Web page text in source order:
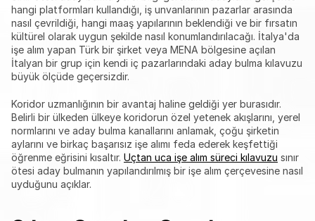
hangi platformları kullandığı, iş unvanlarının pazarlar arasında
nasıl çevrildiği, hangi maaş yapılarının beklendiği ve bir fırsatın
kültürel olarak uygun şekilde nasıl konumlandırılacağı. İtalya'da
işe alım yapan Türk bir şirket veya MENA bölgesine açılan
İtalyan bir grup için kendi iç pazarlarındaki aday bulma kılavuzu
büyük ölçüde geçersizdir.
Koridor uzmanlığının bir avantaj haline geldiği yer burasıdır.
Belirli bir ülkeden ülkeye koridorun özel yetenek akışlarını, yerel
normlarını ve aday bulma kanallarını anlamak, çoğu şirketin
aylarını ve birkaç başarısız işe alımı feda ederek keşfettiği
öğrenme eğrisini kısaltır. Uçtan uca işe alım süreci kılavuzu sınır
ötesi aday bulmanın yapılandırılmış bir işe alım çerçevesine nasıl
uyduğunu açıklar.